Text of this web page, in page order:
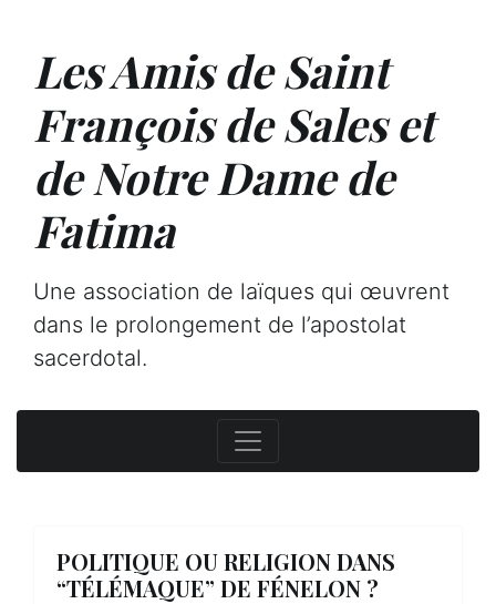
Les Amis de Saint
François de Sales et
de Notre Dame de
Fatima
Une association de laïques qui œuvrent
dans le prolongement de l’apostolat
sacerdotal.
POLITIQUE OU RELIGION DANS
“TÉLÉMAQUE” DE FÉNELON ?